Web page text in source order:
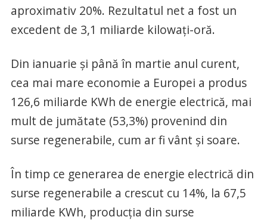
aproximativ 20%. Rezultatul net a fost un
excedent de 3,1 miliarde kilowaţi-oră.
Din ianuarie şi până în martie anul curent,
cea mai mare economie a Europei a produs
126,6 miliarde KWh de energie electrică, mai
mult de jumătate (53,3%) provenind din
surse regenerabile, cum ar fi vânt şi soare.
În timp ce generarea de energie electrică din
surse regenerabile a crescut cu 14%, la 67,5
miliarde KWh, producţia din surse